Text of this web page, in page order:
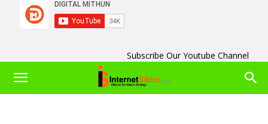
Subscribe Our Youtube Channel